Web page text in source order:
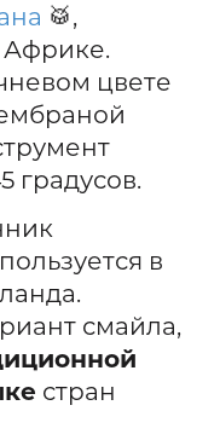
🥁,
Африке.
цвете
градусов.
в
смайла,
стран